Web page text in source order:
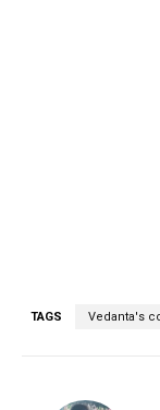
TAGS Vedanta's